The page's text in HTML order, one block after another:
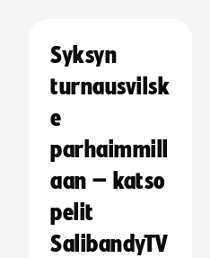
Syksyn
turnausvilsk
e
parhaimmill
aan – katso
pelit
SalibandyTV